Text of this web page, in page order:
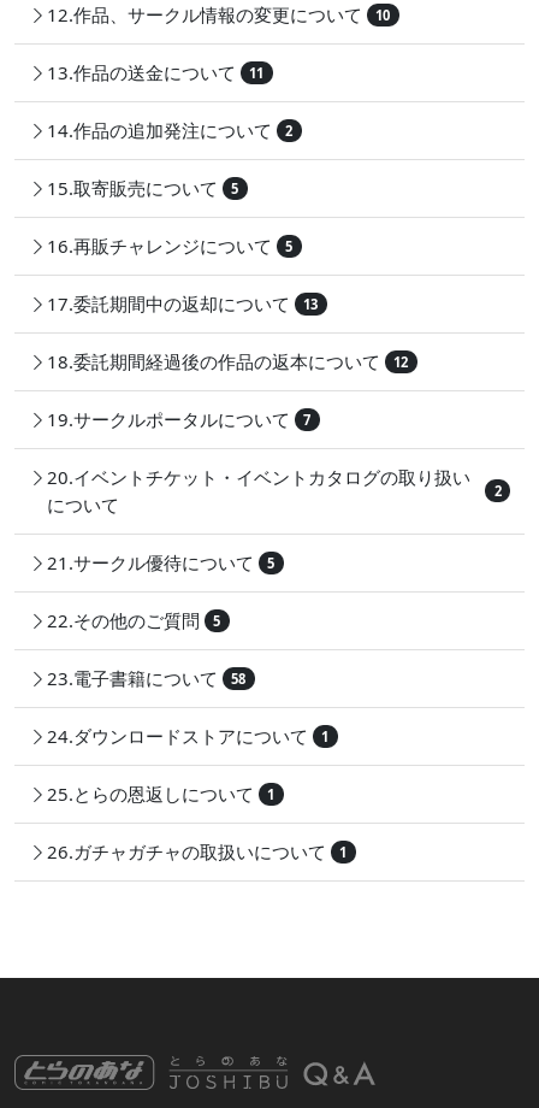
12.作品、サークル情報の変更について 10
13.作品の送金について 11
14.作品の追加発注について 2
15.取寄販売について 5
16.再販チャレンジについて 5
17.委託期間中の返却について 13
18.委託期間経過後の作品の返本について 12
19.サークルポータルについて 7
20.イベントチケット・イベントカタログの取り扱い
について
2
21.サークル優待について 5
22.その他のご質問 5
23.電子書籍について 58
24.ダウンロードストアについて 1
25.とらの恩返しについて 1
26.ガチャガチャの取扱いについて 1